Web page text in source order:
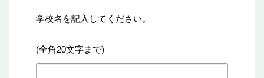
学校名を記入してください。
(全角20文字まで)